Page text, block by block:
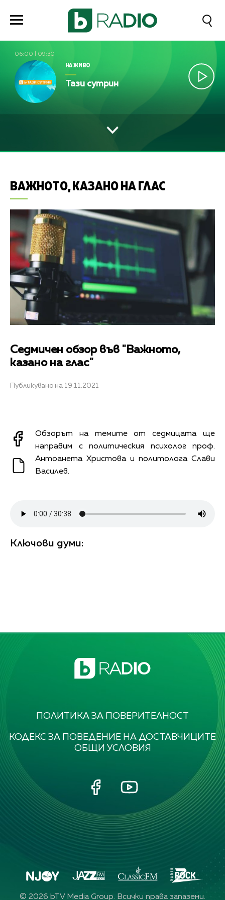
06:00 09:30
НА ЖИВО
Тази сутрин
ВАЖНОТО, КАЗАНО НА ГЛАС
Седмичен обзор във "Важното,
казано на глас"
Публикувано на 19.11.2021
Обзорът на темите от седмицата ще
направим с политическия психолог проф.
Антоанета Христова и политолога Слави
Василев.
Ключови думи:
ПОЛИТИКА ЗА ПОВЕРИТЕЛНОСТ
КОДЕКС ЗА ПОВЕДЕНИЕ НА ДОСТАВЧИЦИТЕ
ОБЩИ УСЛОВИЯ
© 2026 bTV Media Group. Всички права запазени.